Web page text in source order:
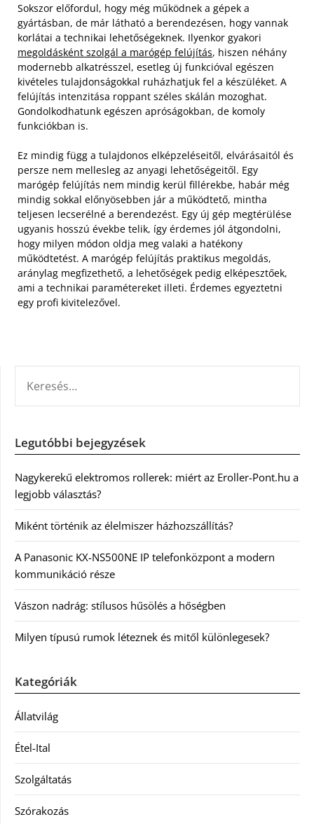
Sokszor előfordul, hogy még működnek a gépek a
gyártásban, de már látható a berendezésen, hogy vannak
korlátai a technikai lehetőségeknek. Ilyenkor gyakori
megoldásként szolgál a marógép felújítás, hiszen néhány
modernebb alkatrésszel, esetleg új funkcióval egészen
kivételes tulajdonságokkal ruházhatjuk fel a készüléket. A
felújítás intenzitása roppant széles skálán mozoghat.
Gondolkodhatunk egészen apróságokban, de komoly
funkciókban is.
Ez mindig függ a tulajdonos elképzeléseitől, elvárásaitól és
persze nem mellesleg az anyagi lehetőségeitől. Egy
marógép felújítás nem mindig kerül fillérekbe, habár még
mindig sokkal előnyösebben jár a működtető, mintha
teljesen lecserélné a berendezést. Egy új gép megtérülése
ugyanis hosszú évekbe telik, így érdemes jól átgondolni,
hogy milyen módon oldja meg valaki a hatékony
működtetést. A marógép felújítás praktikus megoldás,
aránylag megfizethető, a lehetőségek pedig elképesztőek,
ami a technikai paramétereket illeti. Érdemes egyeztetni
egy profi kivitelezővel.
Legutóbbi bejegyzések
Nagykerekű elektromos rollerek: miért az Eroller-Pont.hu a
legjobb választás?
Miként történik az élelmiszer házhozszállítás?
A Panasonic KX-NS500NE IP telefonközpont a modern
kommunikáció része
Vászon nadrág: stílusos hűsölés a hőségben
Milyen típusú rumok léteznek és mitől különlegesek?
Kategóriák
Állatvilág
Étel-Ital
Szolgáltatás
Szórakozás